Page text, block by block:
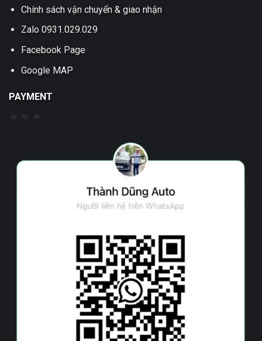
Chính sách vận chuyển & giao nhận
Zalo 0931.029.029
Facebook Page
Google MAP
PAYMENT